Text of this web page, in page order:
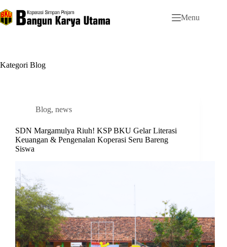
to
content
Menu
Kategori Blog
Blog, news
SDN Margamulya Riuh! KSP BKU Gelar Literasi
Keuangan & Pengenalan Koperasi Seru Bareng
Siswa